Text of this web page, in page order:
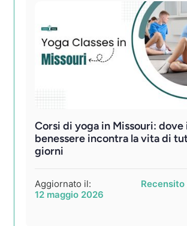
Corsi di yoga in Missouri: dove
benessere incontra la vita di
giorni
Aggiornato il:
12 maggio 2026
Recensito